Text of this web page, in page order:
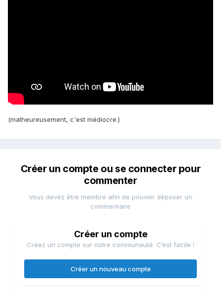
(malheureusement, c'est médiocre.)
Créer un compte ou se connecter pour
commenter
Vous devez être membre afin de pouvoir déposer un
commentaire
Créer un compte
Créez un compte sur notre communauté. C’est facile !
Créer un nouveau compte